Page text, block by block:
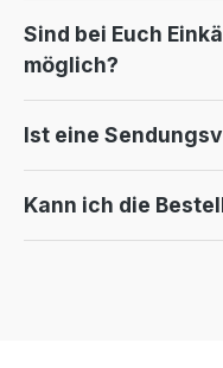
Sind bei Euch
möglich?
Ist eine
Kann ich die